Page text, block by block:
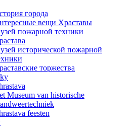
города
вещи Храставы
пожарной техники
исторической пожарной
торжества
Museum van historische
feesten